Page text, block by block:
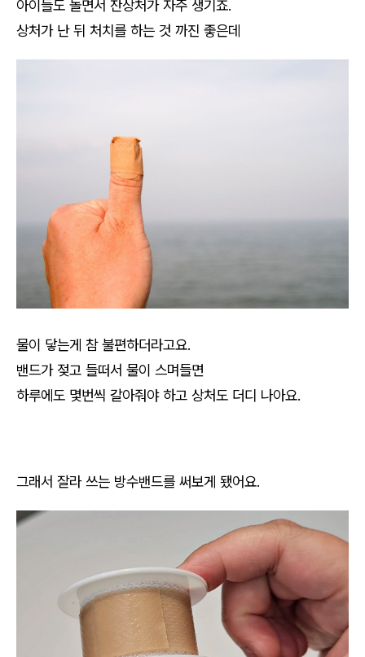
아이들도 놀면서 잔상처가 자주 생기죠.
상처가 난 뒤 처치를 하는 것 까진 좋은데
물이 닿는게 참 불편하더라고요.
밴드가 젖고 들떠서 물이 스며들면
하루에도 몇번씩 갈아줘야 하고 상처도 더디 나아요.
그래서 잘라 쓰는 방수밴드를 써보게 됐어요.